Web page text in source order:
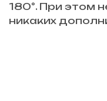
180°. При этом
никаких